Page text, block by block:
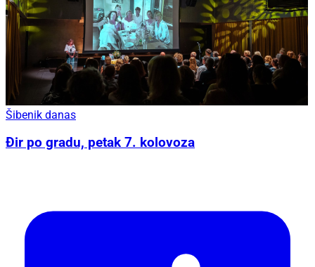
Šibenik danas
Đir po gradu, petak 7. kolovoza